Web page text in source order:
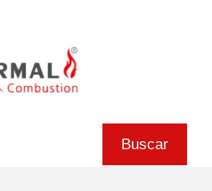
Buscar